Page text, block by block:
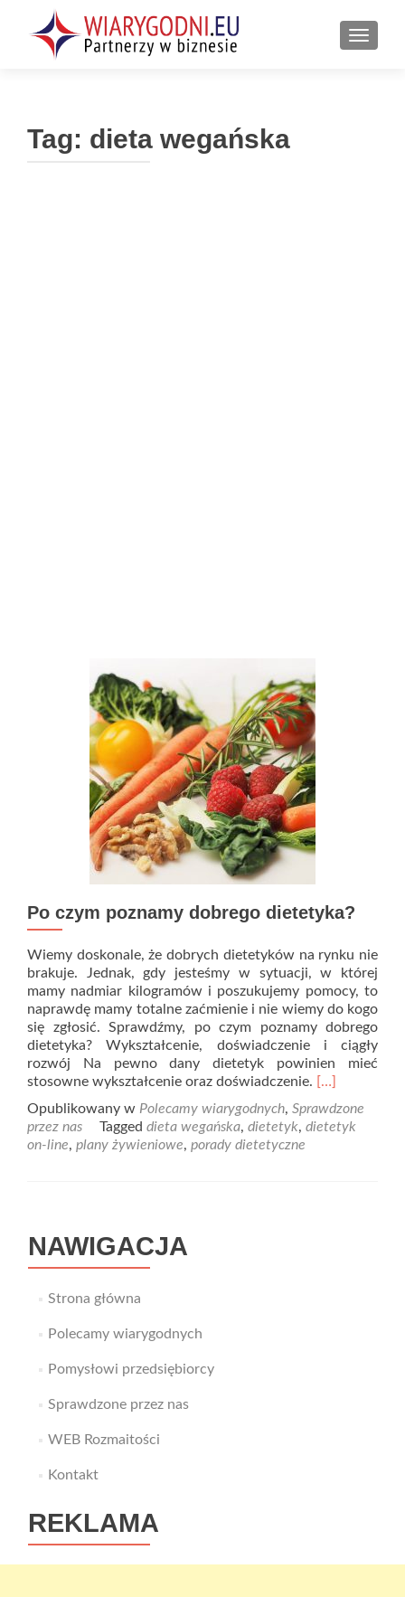
Tag: dieta wegańska
Po czym poznamy dobrego dietetyka?
Wiemy doskonale, że dobrych dietetyków na rynku nie
brakuje. Jednak, gdy jesteśmy w sytuacji, w której
mamy nadmiar kilogramów i poszukujemy pomocy, to
naprawdę mamy totalne zaćmienie i nie wiemy do kogo
się zgłosić. Sprawdźmy, po czym poznamy dobrego
dietetyka? Wykształcenie, doświadczenie i ciągły
rozwój Na pewno dany dietetyk powinien mieć
stosowne wykształcenie oraz doświadczenie. Read
about
Po
[…]
Opublikowany w Polecamy wiarygodnych, Sprawdzone
przez nas
Tagged dieta wegańska, dietetyk, dietetyk
on-line, plany żywieniowe, porady dietetyczne
NAWIGACJA
Strona główna
Polecamy wiarygodnych
Pomysłowi przedsiębiorcy
Sprawdzone przez nas
WEB Rozmaitości
Kontakt
REKLAMA